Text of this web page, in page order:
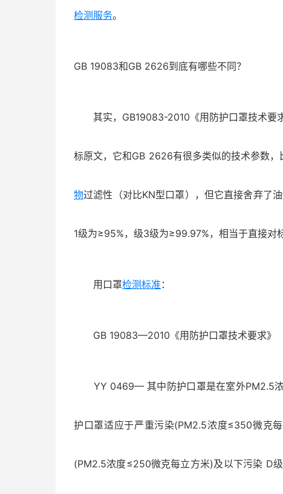
检测服务。
GB 19083和GB 2626到底有哪些不同？
其实，GB19083-2010《用防护口罩技术要
标原文，它和GB 2626有很多类似的技术参数
物过滤性（对比KN型口罩），但它直接舍弃了
1级为≥95%，级3级为≥99.97%，相当于直接对
用口罩检测标准 ：
GB 19083—2010《用防护口罩技术要求》
YY 0469— 其中防护口罩是在室外PM2.5浓
护口罩适应于严重污染(PM2.5浓度≤350微克
(PM2.5浓度≤250微克每立方米)及以下污染 D